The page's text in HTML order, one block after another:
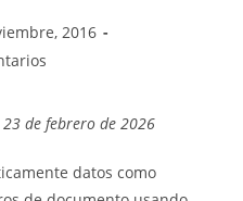
2016
de febrero de 2026
datos como